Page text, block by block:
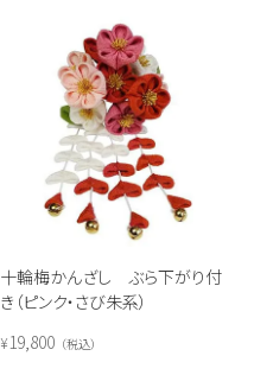
十輪梅かんざし ぶら下がり付
き（ピンク・さび朱系）
¥19,800 税込